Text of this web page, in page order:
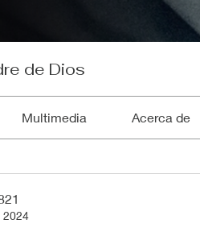
de Dios
Multimedia Acerca de
2024